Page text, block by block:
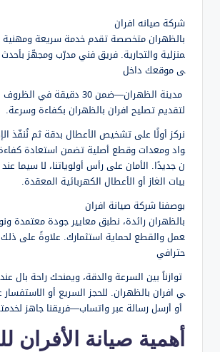
شركة صيانه افران
بالظهران متخصصة تقدم خدمة سريعة ومهنية
منزلية والتجارية. فريق فني مدرّب ومجهّز
ى موقعك داخل
مدينة الظهران—ضمن 30 دقيقة في
لتقديم تصليح افران بالظهران بكفاءة وسرعة.
نركز أولًا على تشخيص الأعطال بدقة ثم نُنفّذ
واد ومعدات وقطع أصلية تضمن استعادة كفاءة
ن جديدًا. الأمان على رأس أولوياتنا، لا سيما
يبات الغاز أو الأعطال الكهربائية المعقدة.
بوصفنا شركة صيانة افران
بالظهران رائدة، نطبق معايير جودة معتمدة
عمل والقطع لحماية استثمارك. علاوةً على
حترافي
توازناً بين السرعة والدقة، ويمنحك راحة بال
ي افران بالظهران. للحجز السريع أو
أو أرسل رسالة عبر واتساب—فريقنا جاهز
أهمية صيانة الأفران